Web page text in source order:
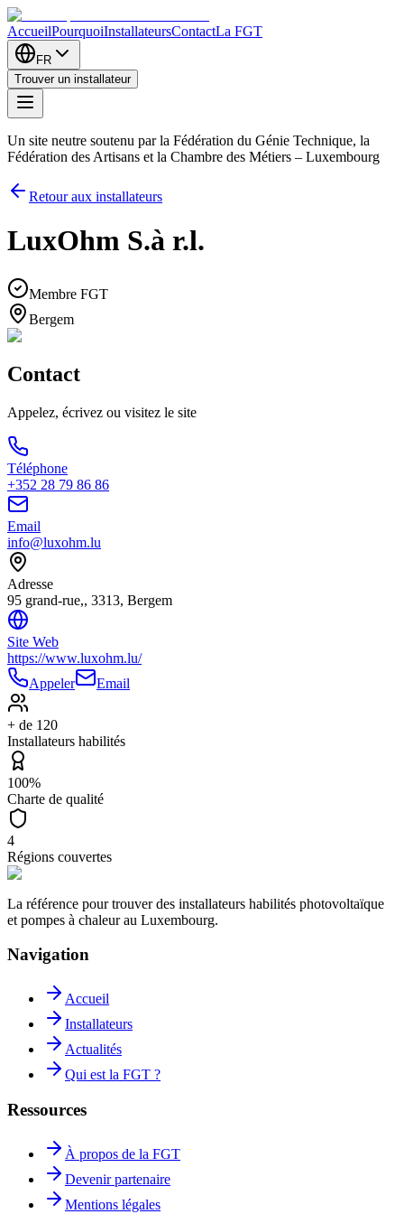
AccueilPourquoiInstallateursContactLa FGT
FR
Trouver un installateur
Un site neutre soutenu par la Fédération du Génie Technique, la
Fédération des Artisans et la Chambre des Métiers – Luxembourg
Retour aux installateurs
LuxOhm S.à r.l.
Membre FGT
Bergem
Contact
Appelez, écrivez ou visitez le site
Téléphone
+352 28 79 86 86
Email
info@luxohm.lu
Adresse
95 grand-rue,, 3313, Bergem
Site Web
https://www.luxohm.lu/
Appeler
Email
+ de 120
Installateurs habilités
100%
Charte de qualité
4
Régions couvertes
La référence pour trouver des installateurs habilités photovoltaïque
et pompes à chaleur au Luxembourg.
Navigation
Accueil
Installateurs
Actualités
Qui est la FGT ?
Ressources
À propos de la FGT
Devenir partenaire
Mentions légales